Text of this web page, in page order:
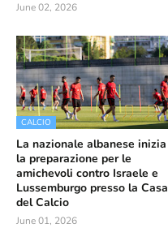
June 02, 2026
CALCIO
La nazionale albanese inizia
la preparazione per le
amichevoli contro Israele e
Lussemburgo presso la Casa
del Calcio
June 01, 2026